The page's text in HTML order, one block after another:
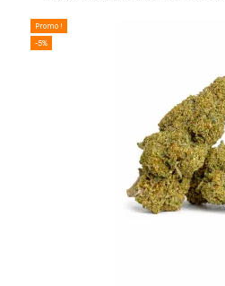
Promo !
-5%